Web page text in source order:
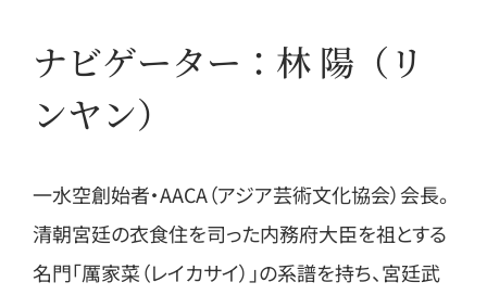
ナビゲーター：林 陽（リ
ンヤン）
一水空創始者・AACA（アジア芸術文化協会）会長。
清朝宮廷の衣食住を司った内務府大臣を祖とする
名門「厲家菜（レイカサイ）」の系譜を持ち、宮廷武